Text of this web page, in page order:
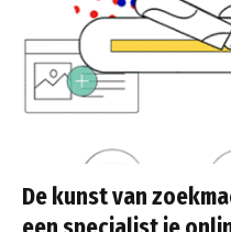
De kunst van